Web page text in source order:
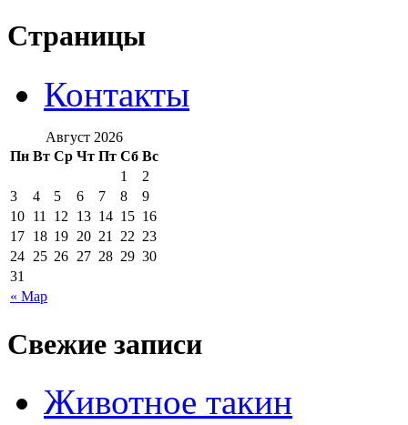
Страницы
Контакты
Август 2026
Пн Вт Ср Чт Пт Сб Вс
« Мар
1
2
3
4 5 6 7 8
9
10 11 12 13 14 15 16
17 18 19 20 21 22 23
24 25 26 27 28 29 30
31
Свежие записи
Животное такин